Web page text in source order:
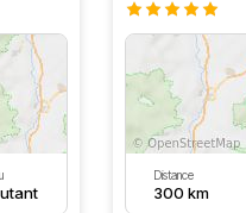
Distance
300 km